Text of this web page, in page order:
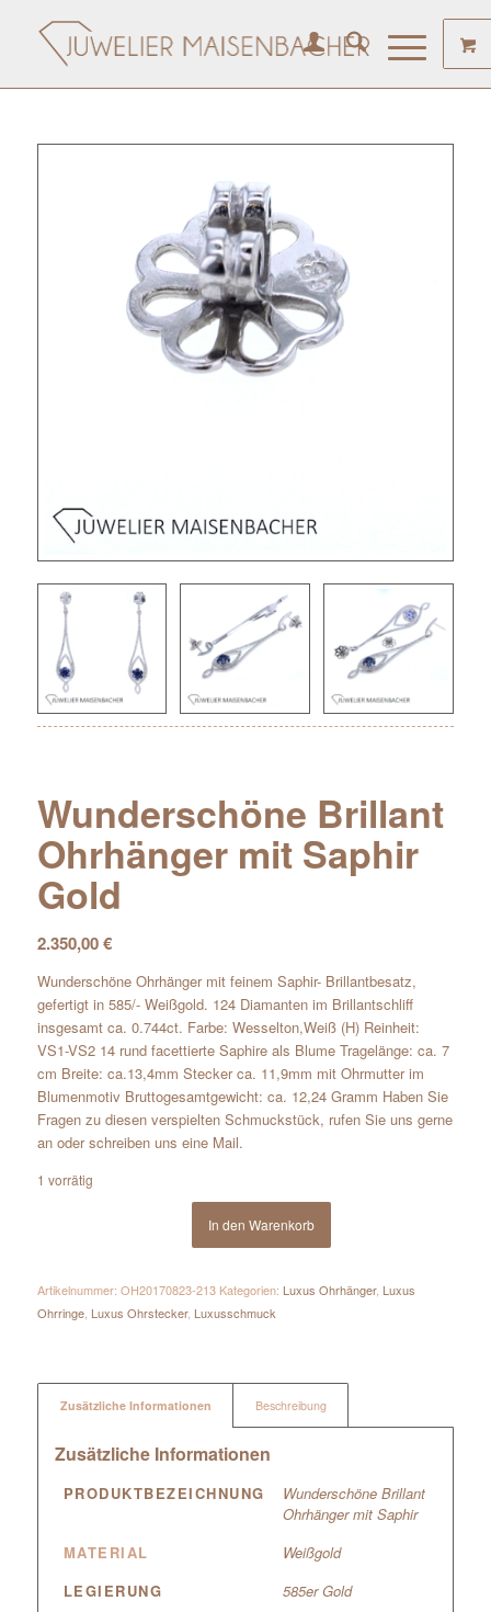
Wunderschöne Brillant
Ohrhänger mit Saphir
Gold
2.350,00€
Wunderschöne Ohrhänger mit feinem Saphir- Brillantbesatz,
gefertigt in 585/- Weißgold. 124 Diamanten im Brillantschliff
insgesamt ca. 0.744ct. Farbe: Wesselton,Weiß (H) Reinheit:
VS1-VS2 14 rund facettierte Saphire als Blume Tragelänge: ca. 7
cm Breite: ca.13,4mm Stecker ca. 11,9mm mit Ohrmutter im
Blumenmotiv Bruttogesamtgewicht: ca. 12,24 Gramm Haben Sie
Fragen zu diesen verspielten Schmuckstück, rufen Sie uns gerne
an oder schreiben uns eine Mail.
1 vorrätig
In den Warenkorb
Artikelnummer: OH20170823-213 Kategorien: Luxus Ohrhänger, Luxus
Ohrringe, Luxus Ohrstecker, Luxusschmuck
Zusätzliche Informationen Beschreibung
Zusätzliche Informationen
PRODUKTBEZEICHNUNG
Wunderschöne Brillant
Ohrhänger mit Saphir
MATERIAL
Weißgold
LEGIERUNG
585er Gold